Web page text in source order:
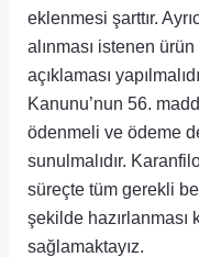
eklenmesi şarttır.
alınması istenen
açıklaması
Kanunu’nun 56.
ödenmeli ve ödeme
sunulmalıdır.
süreçte tüm gerekli
şekilde
sağlamaktayız.